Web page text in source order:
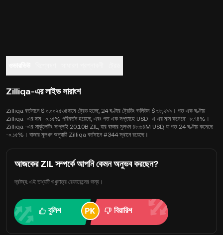
Zilliqa-এর লাইভ সারাংশ
Zilliqa বর্তমানে $ ০.০০২৫৩৪দামে ট্রেড হচ্ছে, 24 ঘণ্টার ট্রেডিং ভলিউম $ ৩৮,২৯৯। গত এক ঘণ্টায়
Zilliqa -এর দাম -০.১৫% পরিবর্তন হয়েছে, এবং গত এক সপ্তাহে USD -এ এর মান কমেছে -৮.৭৪%।
Zilliqa -এর সার্কুলেটিং সাপ্লাই 20.10B ZIL, যার বাজার মূলধন ৪৮.৬৪M USD, যা গত 24 ঘণ্টায় কমেছে
-০.১৫%। বাজার মূলধন অনুযায়ী Zilliqa বর্তমানে #344 স্থানে রয়েছে।
আজকের ZIL সম্পর্কে আপনি কেমন অনুভব করছেন?
দ্রষ্টব্য: এই তথ্যটি শুধুমাত্র রেফারেন্সের জন্য।
বুলিশ বিয়ারিশ